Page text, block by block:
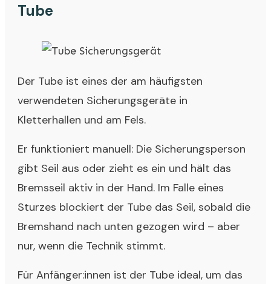
Tube
Der Tube ist eines der am häufigsten
verwendeten Sicherungsgeräte in
Kletterhallen und am Fels.
Er funktioniert manuell: Die Sicherungsperson
gibt Seil aus oder zieht es ein und hält das
Bremsseil aktiv in der Hand. Im Falle eines
Sturzes blockiert der Tube das Seil, sobald die
Bremshand nach unten gezogen wird – aber
nur, wenn die Technik stimmt.
Für Anfänger:innen ist der Tube ideal, um das